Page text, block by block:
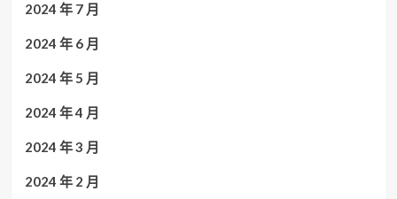
2024 年 7 月
2024 年 6 月
2024 年 5 月
2024 年 4 月
2024 年 3 月
2024 年 2 月